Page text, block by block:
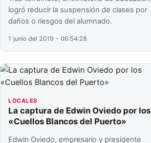
logró reducir la suspensión de clases por
daños o riesgos del alumnado.
1 junio del 2019 - 06:54:28
LOCALES
La captura de Edwin Oviedo por los
«Cuellos Blancos del Puerto»
Edwin Oviedo, empresario y presidente